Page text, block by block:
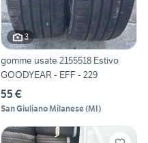
3
gomme usate 2155518 Estivo
GOODYEAR - EFF - 229
55 €
San Giuliano Milanese(MI)